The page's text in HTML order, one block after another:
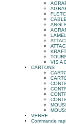
KRAFT
VIS A
CARTONS
VERRE
Commande